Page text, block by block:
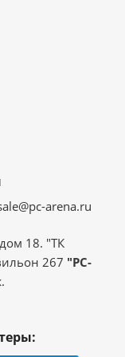
arena.ru
18. "ТК
267 "PC-